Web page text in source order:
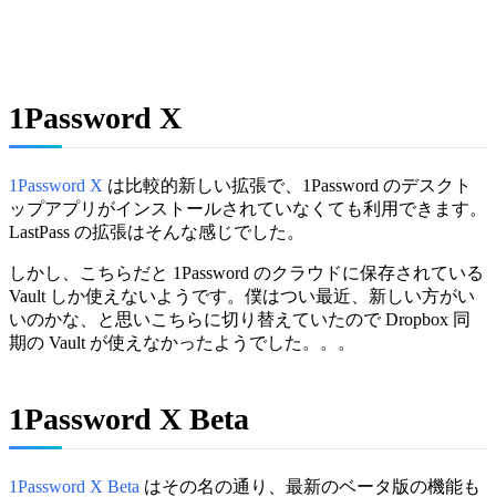
1Password X
1Password X は比較的新しい拡張で、1Password のデスクト
ップアプリがインストールされていなくても利用できます。
LastPass の拡張はそんな感じでした。
しかし、こちらだと 1Password のクラウドに保存されている
Vault しか使えないようです。僕はつい最近、新しい方がい
いのかな、と思いこちらに切り替えていたので Dropbox 同
期の Vault が使えなかったようでした。。。
1Password X Beta
1Password X Beta はその名の通り、最新のベータ版の機能も